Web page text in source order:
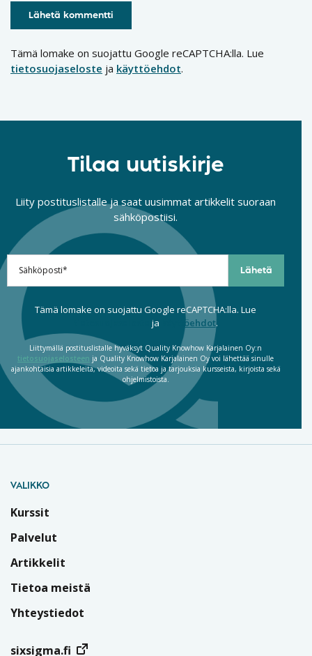
Tämä lomake on suojattu Google reCAPTCHA:lla. Lue
tietosuojaseloste ja käyttöehdot.
Tilaa uutiskirje
Liity postituslistalle ja saat uusimmat artikkelit suoraan
sähköpostiisi.
Tämä lomake on suojattu Google reCAPTCHA:lla. Lue
ja käyttöehdot.
Liittymällä postituslistalle hyväksyt Quality Knowhow Karjalainen Oy:n
tietosuojaselosteen ja Quality Knowhow Karjalainen Oy voi lähettää sinulle
ajankohtaisia artikkeleita, videoita sekä tietoa ja tarjouksia kursseista, kirjoista sekä
ohjelmistoista.
VALIKKO
Kurssit
Palvelut
Artikkelit
Tietoa meistä
Yhteystiedot
sixsigma.fi